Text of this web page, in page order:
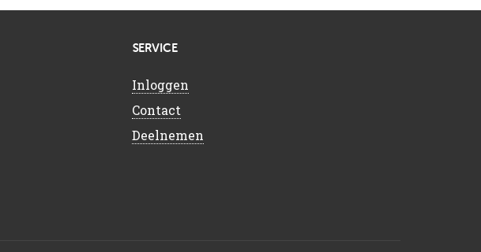
SERVICE
Inloggen
Contact
Deelnemen